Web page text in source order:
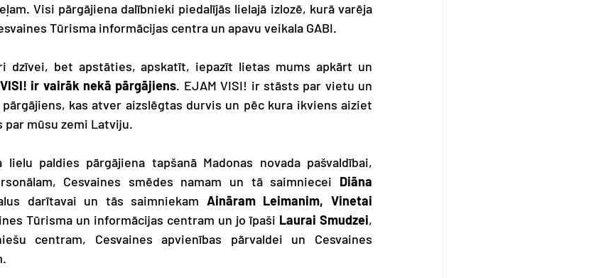
Visi pārgājiena dalībnieki piedalījās lielajā izlozē, kurā varēja
Tūrisma informācijas centra un apavu veikala GABI.
dzīvei, bet apstāties, apskatīt, iepazīt lietas mums apkārt un
ir vairāk nekā pārgājiens. EJAM VISI! ir stāsts par vietu un
kas atver aizslēgtas durvis un pēc kura ikviens aiziet
mūsu zemi Latviju.
lielu paldies pārgājiena tapšanā Madonas novada pašvaldībai,
Cesvaines smēdes namam un tā saimniecei Diāna
darītavai un tās saimniekam Aināram Leimanim, Vinetai
Tūrisma un informācijas centram un jo īpaši Laurai Smudzei,
centram, Cesvaines apvienības pārvaldei un Cesvaines